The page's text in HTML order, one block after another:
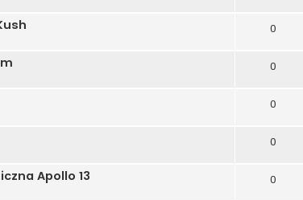
0
0
0
0
Apollo 13 0